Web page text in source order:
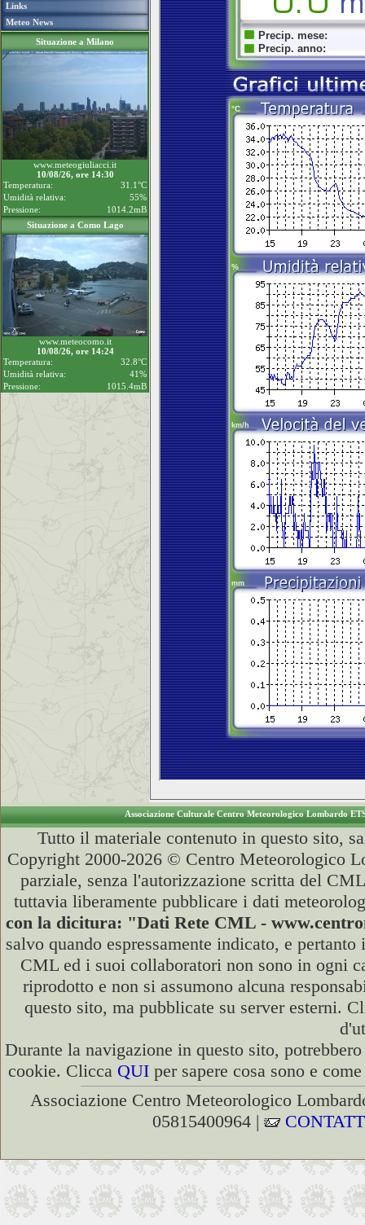
Links
Meteo News
Situazione a Milano
www.meteogiuliacci.it
10/08/26, ore 14:30
Temperatura:
31.1°C
Umidità relativa:
55%
Pressione:
1014.2mB
Situazione a Como Lago
www.meteocomo.it
10/08/26, ore 14:24
Temperatura:
32.8°C
Umidità relativa:
41%
Pressione:
1015.4mB
Associazione Culturale Centro Meteorologico Lombardo
Tutto il materiale contenuto in questo sito,
Copyright 2000-2026 © Centro Meteorologico
parziale, senza l'autorizzazione scritta del
tuttavia liberamente pubblicare i dati
con la dicitura: "Dati Rete CML -
salvo quando espressamente indicato, e
CML ed i suoi collaboratori non sono in ogni
riprodotto e non si assumono alcuna
questo sito, ma pubblicate su server esterni.
Durante la navigazione in questo sito,
cookie. Clicca QUI per sapere cosa sono e
Associazione Centro Meteorologico
05815400964 |